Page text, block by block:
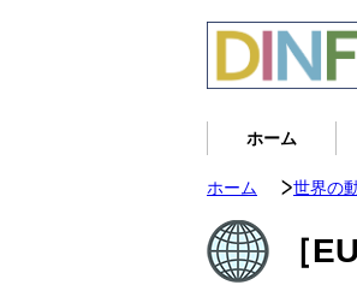
ホーム
ホーム 世界の
［